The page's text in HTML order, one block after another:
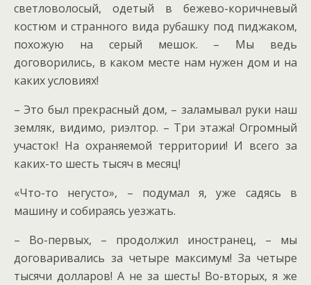
светловолосый, одетый в бежево-коричневый
костюм и странного вида рубашку под пиджаком,
похожую на серый мешок. – Мы ведь
договорились, в каком месте нам нужен дом и на
каких условиях!
– Это был прекрасный дом, – заламывал руки наш
земляк, видимо, риэлтор. – Три этажа! Огромный
участок! На охраняемой территории! И всего за
каких-то шесть тысяч в месяц!
«Что-то негусто», – подумал я, уже садясь в
машину и собираясь уезжать.
– Во-первых, – продолжил иностранец, – мы
договаривались за четыре максимум! За четыре
тысячи долларов! А не за шесть! Во-вторых, я же